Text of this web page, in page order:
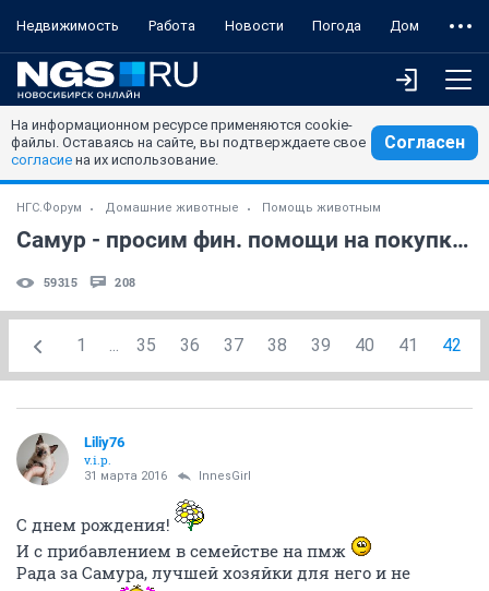
Недвижимость Работа Новости Погода Дом
На информационном ресурсе применяются cookie-
файлы. Оставаясь на сайте, вы подтверждаете свое
согласие на их использование.
Согласен
НГС.Форум Домашние животные Помощь животным
Самур - просим фин. помощи на покупку лечебного корма!
59315 208
1 ... 35 36 37 38 39 40 41 42
Liliy76
v.i.p.
31 марта 2016 InnesGirl
С днем рождения!
И с прибавлением в семействе на пмж
Рада за Самура, лучшей хозяйки для него и не